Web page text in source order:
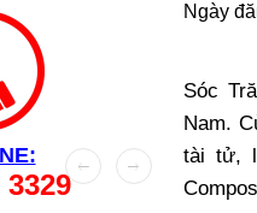
Ngày
Sóc
Nam.
tài tử,
3329